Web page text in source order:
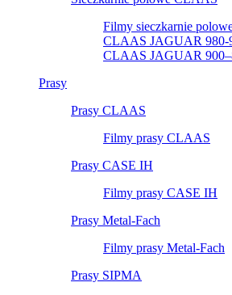
Filmy sieczkarnie
CLAAS JAGUAR 980-
CLAAS JAGUAR
Prasy
Prasy CLAAS
Filmy prasy CLAAS
Prasy CASE IH
Filmy prasy CASE IH
Prasy Metal-Fach
Filmy prasy Metal-Fach
Prasy SIPMA